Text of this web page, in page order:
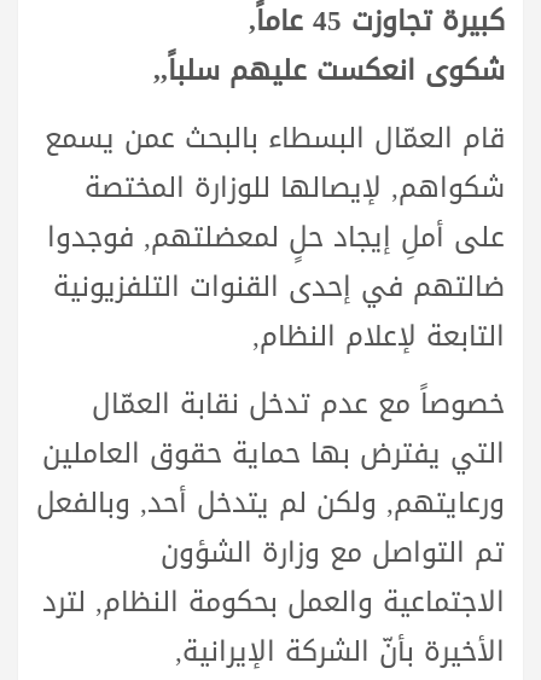
كبيرة تجاوزت 45 عاماً,
شكوى انعكست عليهم سلباً,,
قام العمّال البسطاء بالبحث عمن يسمع
شكواهم, لإيصالها للوزارة المختصة
على أملِ إيجاد حلٍ لمعضلتهم, فوجدوا
ضالتهم في إحدى القنوات التلفزيونية
التابعة لإعلام النظام,
خصوصاً مع عدم تدخل نقابة العمّال
التي يفترض بها حماية حقوق العاملين
ورعايتهم, ولكن لم يتدخل أحد, وبالفعل
تم التواصل مع وزارة الشؤون
الاجتماعية والعمل بحكومة النظام, لترد
الأخيرة بأنّ الشركة الإيرانية,